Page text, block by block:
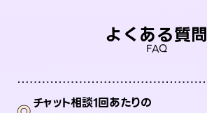
よくある質問
FAQ
チャット相談1回あたりの